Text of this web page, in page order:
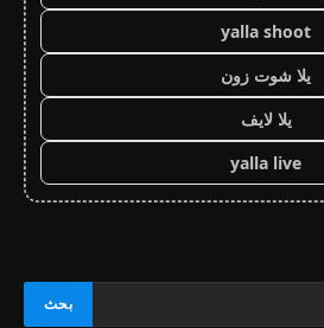
yalla shoot
يلا شوت زون
يلا لايف
yalla live